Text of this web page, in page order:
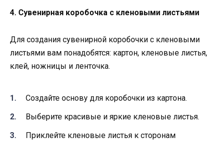
4. Сувенирная коробочка с кленовыми листьями
Для создания сувенирной коробочки с кленовыми
листьями вам понадобятся: картон, кленовые листья,
клей, ножницы и ленточка.
Создайте основу для коробочки из картона.
Выберите красивые и яркие кленовые листья.
Приклейте кленовые листья к сторонам